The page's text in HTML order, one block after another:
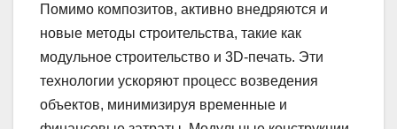
Помимо композитов, активно внедряются и
новые методы строительства, такие как
модульное строительство и 3D-печать. Эти
технологии ускоряют процесс возведения
объектов, минимизируя временные и